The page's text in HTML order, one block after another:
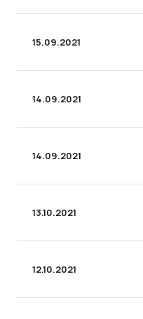
15.09.2021
14.09.2021
14.09.2021
13.10.2021
12.10.2021